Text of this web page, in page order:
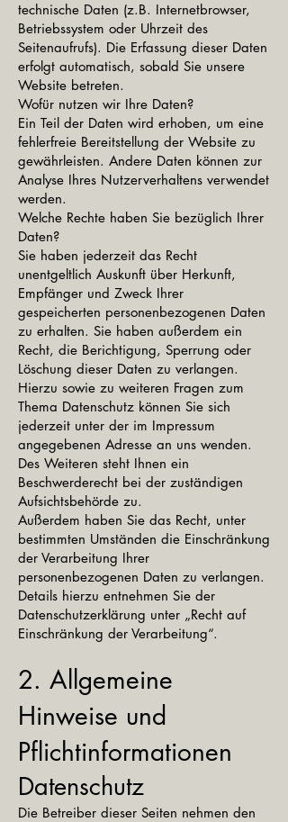
technische Daten (z.B. Internetbrowser,
Betriebssystem oder Uhrzeit des
Seitenaufrufs). Die Erfassung dieser Daten
erfolgt automatisch, sobald Sie unsere
Website betreten.
Wofür nutzen wir Ihre Daten?
Ein Teil der Daten wird erhoben, um eine
fehlerfreie Bereitstellung der Website zu
gewährleisten. Andere Daten können zur
Analyse Ihres Nutzerverhaltens verwendet
werden.
Welche Rechte haben Sie bezüglich Ihrer
Daten?
Sie haben jederzeit das Recht
unentgeltlich Auskunft über Herkunft,
Empfänger und Zweck Ihrer
gespeicherten personenbezogenen Daten
zu erhalten. Sie haben außerdem ein
Recht, die Berichtigung, Sperrung oder
Löschung dieser Daten zu verlangen.
Hierzu sowie zu weiteren Fragen zum
Thema Datenschutz können Sie sich
jederzeit unter der im Impressum
angegebenen Adresse an uns wenden.
Des Weiteren steht Ihnen ein
Beschwerderecht bei der zuständigen
Aufsichtsbehörde zu.
Außerdem haben Sie das Recht, unter
bestimmten Umständen die Einschränkung
der Verarbeitung Ihrer
personenbezogenen Daten zu verlangen.
Details hierzu entnehmen Sie der
Datenschutzerklärung unter „Recht auf
Einschränkung der Verarbeitung“.
2. Allgemeine
Hinweise und
Pflichtinformationen
Datenschutz
Die Betreiber dieser Seiten nehmen den